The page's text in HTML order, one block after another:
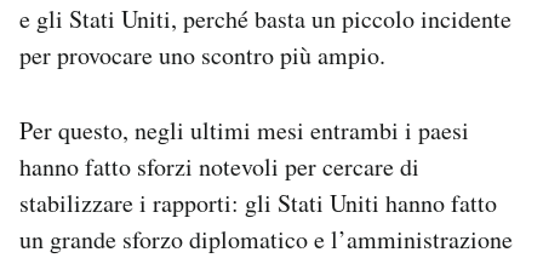
e gli Stati Uniti, perché basta un piccolo incidente
per provocare uno scontro più ampio.
Per questo, negli ultimi mesi entrambi i paesi
hanno fatto sforzi notevoli per cercare di
stabilizzare i rapporti: gli Stati Uniti hanno fatto
un grande sforzo diplomatico e l’amministrazione